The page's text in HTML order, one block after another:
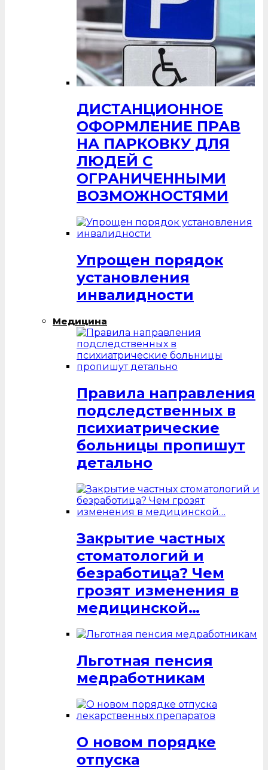
ДИСТАНЦИОННОЕ
ОФОРМЛЕНИЕ ПРАВ
НА ПАРКОВКУ ДЛЯ
ЛЮДЕЙ С
ОГРАНИЧЕННЫМИ
ВОЗМОЖНОСТЯМИ
Упрощен порядок
установления
инвалидности
Медицина
Правила направления
подследственных в
психиатрические
больницы пропишут
детально
Закрытие частных
стоматологий и
безработица? Чем
грозят изменения в
медицинской…
Льготная пенсия
медработникам
О новом порядке
отпуска